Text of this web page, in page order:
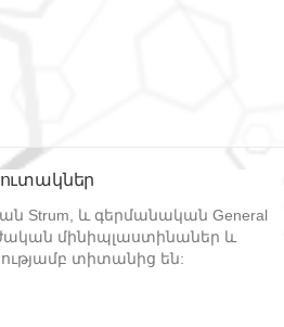
Strum, և գերմանական General
մինիպլաստինաներ և
տիտանից են: